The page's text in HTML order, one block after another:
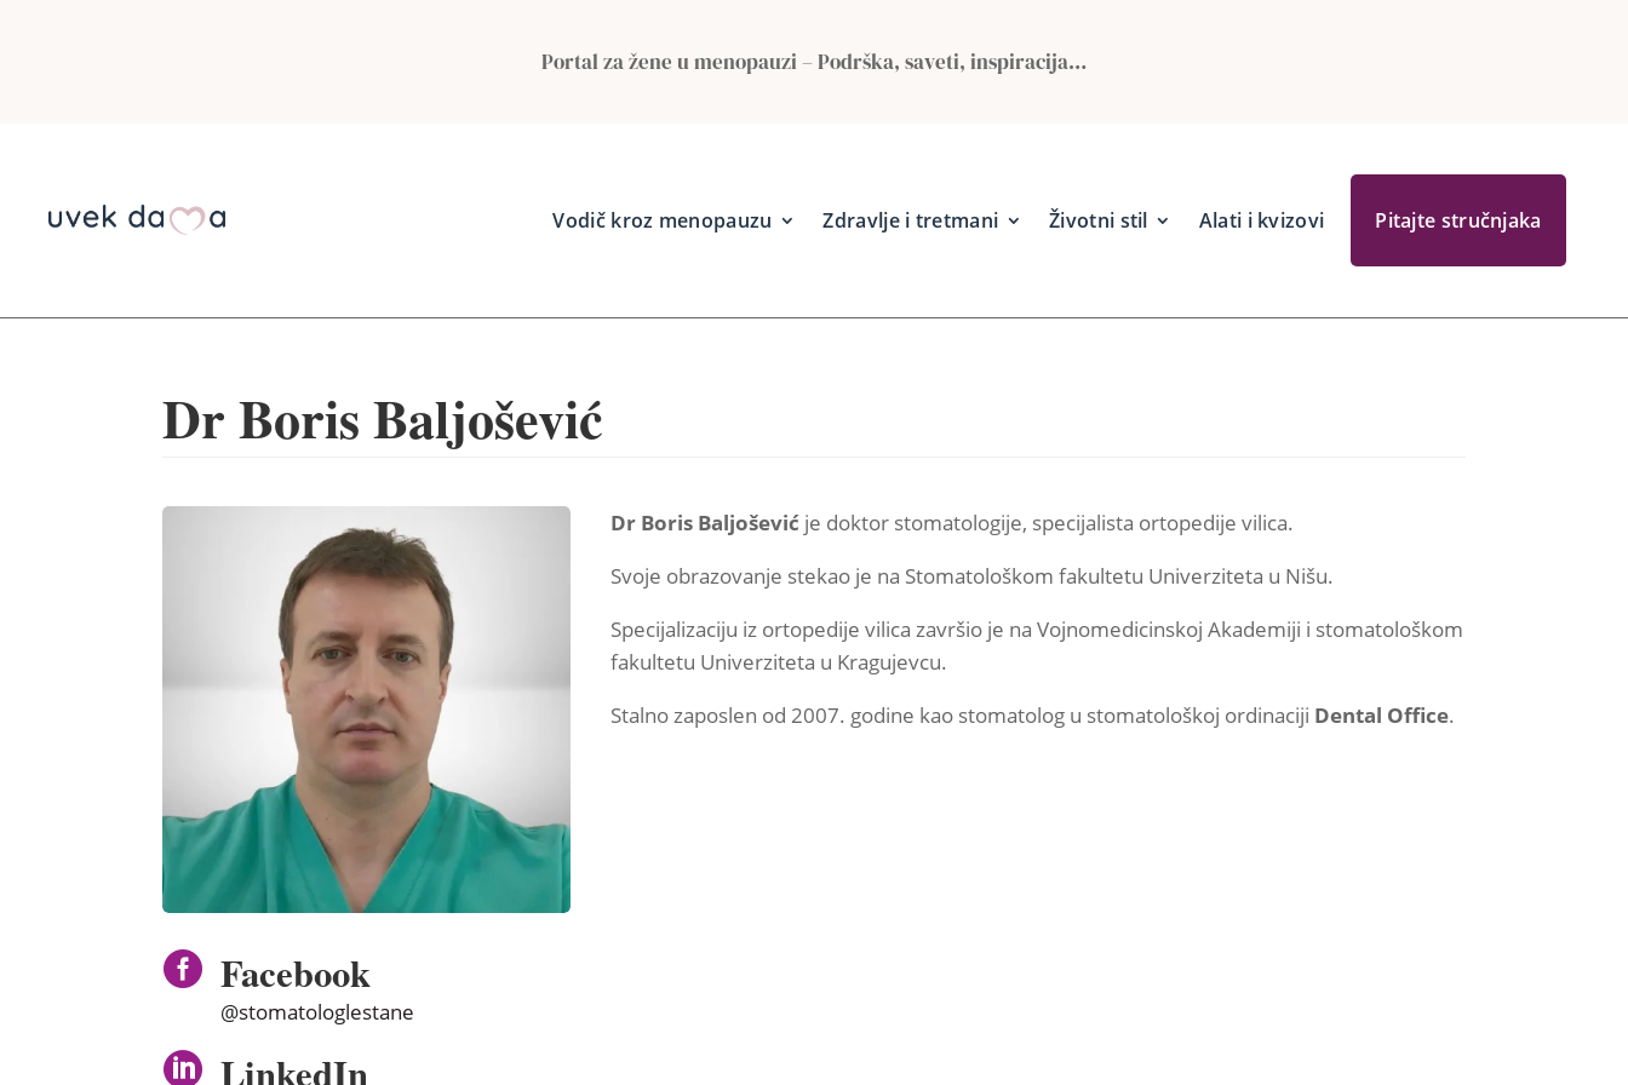
Portal za žene u menopauzi – Podrška, saveti, inspiracija…
Vodič kroz menopauzu Zdravlje i tretmani Životni stil Alati i kvizovi Pitajte stručnjaka
Dr Boris Baljošević
 Facebook
@stomatologlestane
 LinkedIn
Dr Boris Baljošević je doktor stomatologije, specijalista ortopedije vilica.
Svoje obrazovanje stekao je na Stomatološkom fakultetu Univerziteta u Nišu.
Specijalizaciju iz ortopedije vilica završio je na Vojnomedicinskoj Akademiji i stomatološkom
fakultetu Univerziteta u Kragujevcu.
Stalno zaposlen od 2007. godine kao stomatolog u stomatološkoj ordinaciji Dental Office.